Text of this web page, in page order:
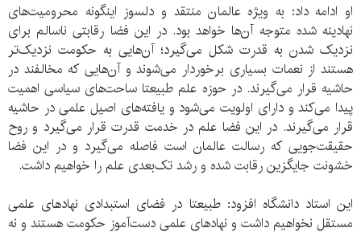
او ادامه داد: به ویژه عالمان منتقد و دلسوز اینگونه محرومیت‌های
نهادینه شده متوجه آن‌ها خواهد بود. در این فضا رقابتی ناسالم برای
نزدیک شدن به قدرت شکل می‌گیرد؛ آن‌هایی به حکومت نزدیک‌تر
هستند از نعمات بسیاری برخوردار می‌شوند و آن‌هایی که مخالفند در
حاشیه قرار می‌گیرند. در حوزه علم طبیعتا ساحت‌های سیاسی اهمیت
پیدا می‌کند و دارای اولویت می‌شود و یافته‌های اصیل علمی در حاشیه
قرار می‌گیرند. در این فضا علم در خدمت قدرت قرار می‌گیرد و روح
حقیقت‌جویی که رسالت عالمان است فاصله می‌گیرد و در این فضا
خشونت جایگزین رقابت شده و رشد تک‌بعدی علم را خواهیم داشت.
این استاد دانشگاه افزود: طبیعتا در فضای استبدادی نهادهای علمی
مستقل نخواهیم داشت و نهادهای علمی دست‌آموز حکومت هستند و نه